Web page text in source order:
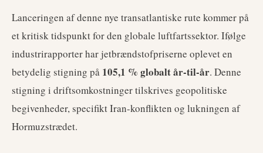
Lanceringen af denne nye transatlantiske rute kommer på
et kritisk tidspunkt for den globale luftfartssektor. Ifølge
industrirapporter har jetbrændstofpriserne oplevet en
betydelig stigning på 105,1 % globalt år-til-år. Denne
stigning i driftsomkostninger tilskrives geopolitiske
begivenheder, specifikt Iran-konflikten og lukningen af
Hormuzstrædet.